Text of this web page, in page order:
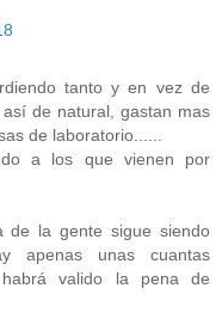
tanto y en vez de
de natural, gastan mas
de laboratorio......
a los que vienen por
de la gente sigue siendo
apenas unas cuantas
valido la pena de